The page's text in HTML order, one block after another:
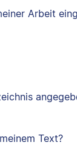
Arbeit
Text?